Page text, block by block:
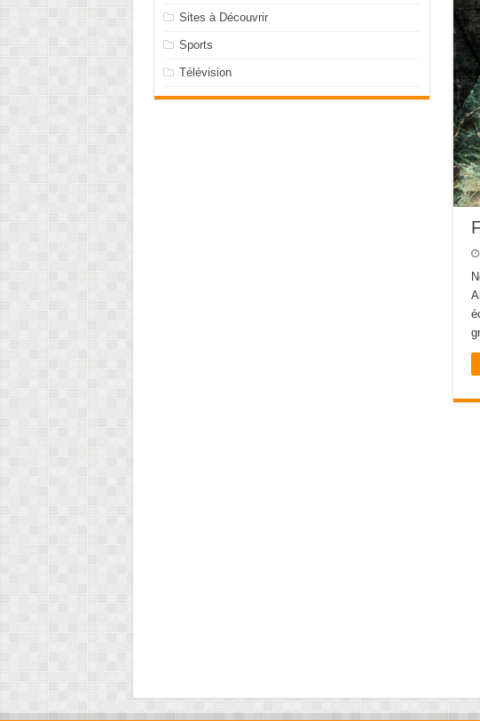
Sites à Découvrir
Sports
Télévision